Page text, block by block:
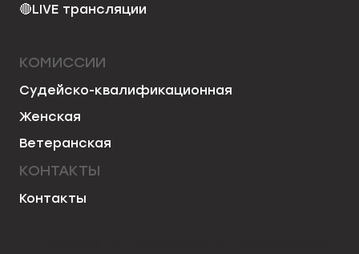
🔴LIVE трансляции
КОМИССИИ
Судейско-квалификационная
Женская
Ветеранская
КОНТАКТЫ
Контакты